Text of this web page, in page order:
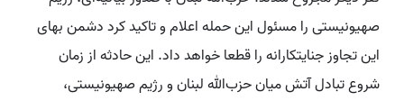
صهیونیستی را مسئول این حمله اعلام و تاکید کرد دشمن بهای
این تجاوز جنایتکارانه را قطعا خواهد داد. این حادثه از زمان
شروع تبادل آتش میان حزب‌الله لبنان و رژیم صهیونیستی،